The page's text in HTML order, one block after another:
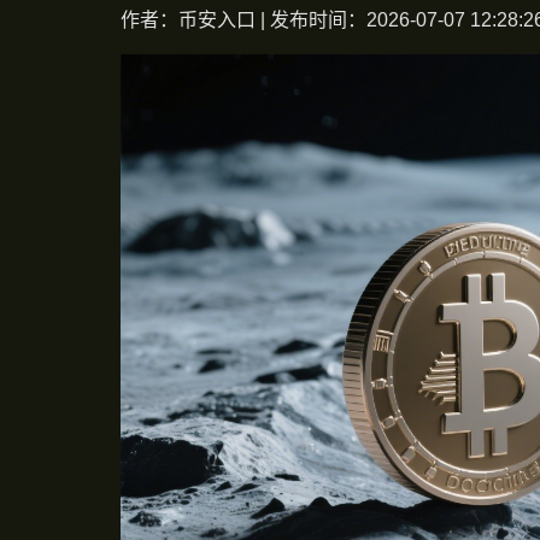
作者：币安入口 | 发布时间：2026-07-07